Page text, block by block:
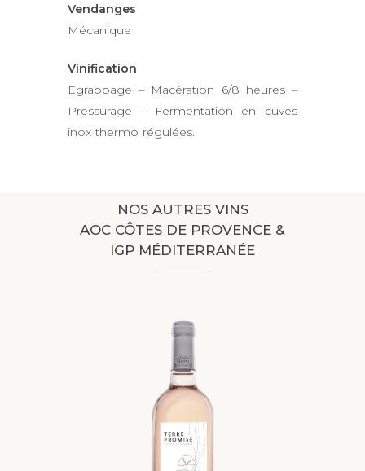
Vendanges
Mécanique
Vinification
Egrappage – Macération 6/8 heures –
Pressurage – Fermentation en cuves
inox thermo régulées.
NOS AUTRES VINS
AOC CÔTES DE PROVENCE &
IGP MÉDITERRANÉE